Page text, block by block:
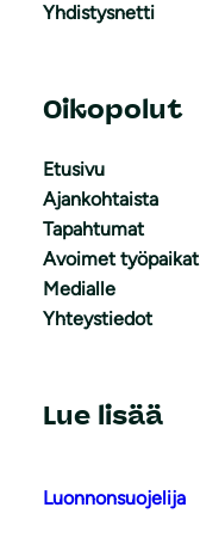
Yhdistysnetti
Oikopolut
Etusivu
Ajankohtaista
Tapahtumat
Avoimet työpaikat
Medialle
Yhteystiedot
Lue lisää
Luonnonsuojelija